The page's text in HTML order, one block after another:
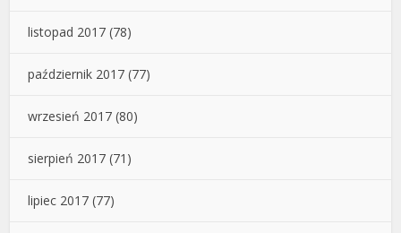
listopad 2017 (78)
październik 2017 (77)
wrzesień 2017 (80)
sierpień 2017 (71)
lipiec 2017 (77)